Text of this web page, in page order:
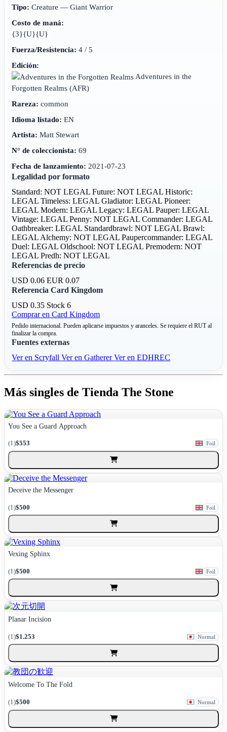
Tipo: Creature — Giant Warrior
Costo de maná:
{3}{U}{U}
Fuerza/Resistencia: 4 / 5
Edición:
Adventures in the
Forgotten Realms(AFR)
Rareza: common
Idioma listado: EN
Artista: Matt Stewart
N° de coleccionista: 69
Fecha de lanzamiento: 2021-07-23
Legalidad por formato
Standard: NOT LEGALFuture: NOT LEGALHistoric:
LEGALTimeless: LEGALGladiator: LEGALPioneer:
LEGALModern: LEGALLegacy: LEGALPauper: LEGAL
Vintage: LEGALPenny: NOT LEGALCommander: LEGAL
Oathbreaker: LEGAL Standardbrawl: NOT LEGALBrawl:
LEGAL Alchemy: NOT LEGALPaupercommander: LEGAL
Duel: LEGALOldschool: NOT LEGALPremodern: NOT
LEGALPredh: NOT LEGAL
Referencias de precio
USD 0.06EUR 0.07
Referencia Card Kingdom
USD 0.35 Stock 6
Comprar en Card Kingdom
Pedido internacional. Pueden aplicarse impuestos y aranceles. Se requiere el RUT al
finalizar la compra.
Fuentes externas
Ver en ScryfallVer en GathererVer en EDHREC
Más singles de Tienda The Stone
You See a Guard Approach
(1)$553 Foil
Deceive the Messenger
(1)$500 Foil
Vexing Sphinx
(1)$500 Foil
Planar Incision
(1)$1.253 Normal
Welcome To The Fold
(1)$500 Normal